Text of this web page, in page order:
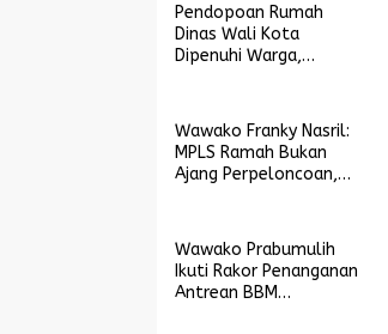
Pendopoan Rumah
Dinas Wali Kota
Dipenuhi Warga,
Wawako Franky Nasril:
MPLS Ramah Bukan
Ajang Perpeloncoan,
Wawako Prabumulih
Ikuti Rakor Penanganan
Antrean BBM